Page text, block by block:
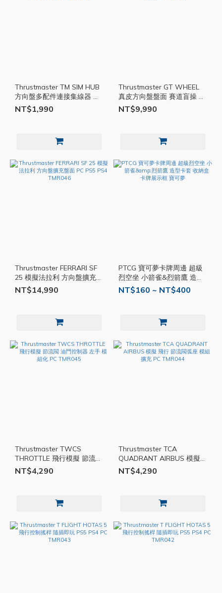
Thrustmaster TM SIM HUB
方向盤多配件連接集線器 隨
插即用 集線器 萬能擴充 四
孔 TMR048
NT$1,990
Thrustmaster GT WHEEL
真皮方向盤盤面 賽道盲操 模
擬 賽車 直驅式 方向盤 盤面
TMR047
NT$9,990
Thrustmaster FERRARI SF
25 模擬法拉利 方向盤擴充盤
面 PC PS5 PS4 TMR046
NT$14,990
PTCG 寶可夢卡牌周邊 超級
烈空坐 小箭雀&烈箭鷹 造型
卡套 收納盒 卡牌展示框 寶
NT$160 ~ NT$400
Thrustmaster TWCS
THROTTLE 飛行模擬 節流閥
油門控制器 左手 模組化 PC
TMR045
NT$4,290
Thrustmaster TCA
QUADRANT AIRBUS 模擬
飛行 節流閥弧座 模組 擴充
PC TMR044
NT$4,290